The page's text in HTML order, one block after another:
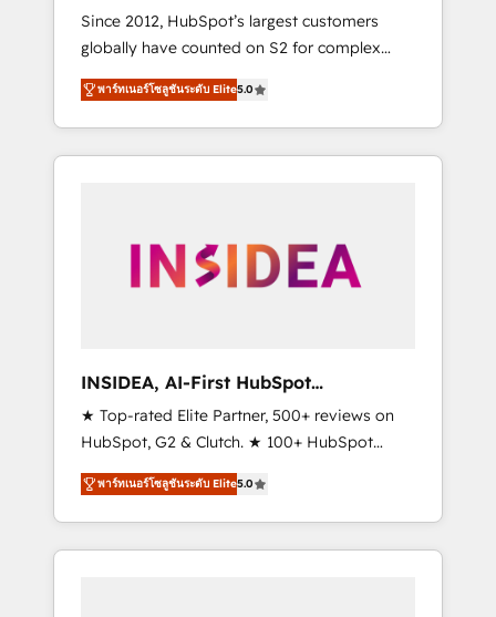
Since 2012, HubSpot’s largest customers
globally have counted on S2 for complex
migrations, change management, systems
integration, and creative solutions that
deliver measurable impact and transform
brand experiences As one of the few full-
globally regionalized HubSpot websites,
integrated marketing campaigns, & RevOps
adoption with change-management
programs, and align marketing, sales, and
service to drive sustainable growth With 6
key HubSpot accreditations and experience
across hundreds of organizations in dozens
of industries, there’s a good chance one of
our globally integrated teams has worked
พาร์ทเนอร์โซลูชันระดับ Elite5.0
INSIDEA, AI-First HubSpot
Onboarding & RevOps
★ Top-rated Elite Partner, 500+ reviews on
HubSpot, G2 & Clutch. ★ 100+ HubSpot
Certified Experts & Trainers across the team
★ 1,500+ implementations across five
continents ★ AI-First, RevOps-led,
Onboarding obsessed ★ Company of the
พาร์ทเนอร์โซลูชันระดับ Elite5.0